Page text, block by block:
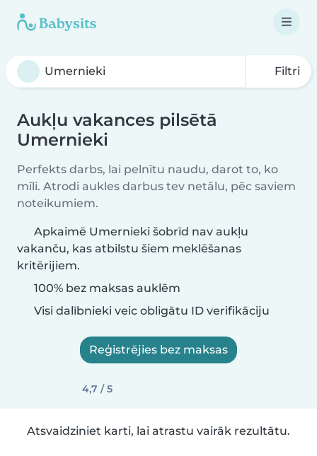
Filtri
Aukļu vakances pilsētā
Umernieki
Perfekts darbs, lai pelnītu naudu, darot to, ko
mīli. Atrodi aukles darbus tev netālu, pēc saviem
noteikumiem.
Apkaimē Umernieki šobrīd nav aukļu
vakanču, kas atbilstu šiem meklēšanas
kritērijiem.
100% bez maksas auklēm
Visi dalībnieki veic obligātu ID verifikāciju
Reģistrējies bez maksas
4,7 / 5
Atsvaidziniet karti, lai atrastu vairāk rezultātu.